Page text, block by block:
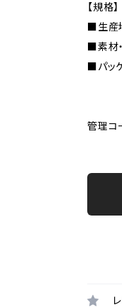
【規格】
■生産
■素材
■パッ
管理